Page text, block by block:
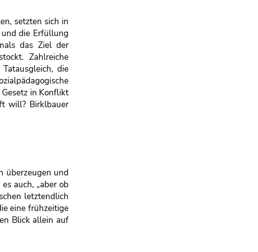
setzten sich in
die Erfüllung
das Ziel der
Zahlreiche
die
in Konflikt
will? Birklbauer
überzeugen und
auch, „aber ob
letztendlich
eine frühzeitige
Blick allein auf